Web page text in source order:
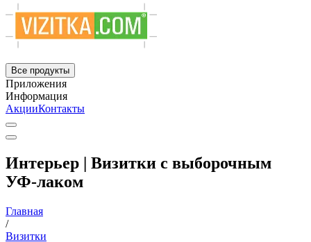
Все продукты
Приложения
Информация
АкцииКонтакты
Интерьер | Визитки с выборочным
УФ-лаком
Главная
/
Визитки